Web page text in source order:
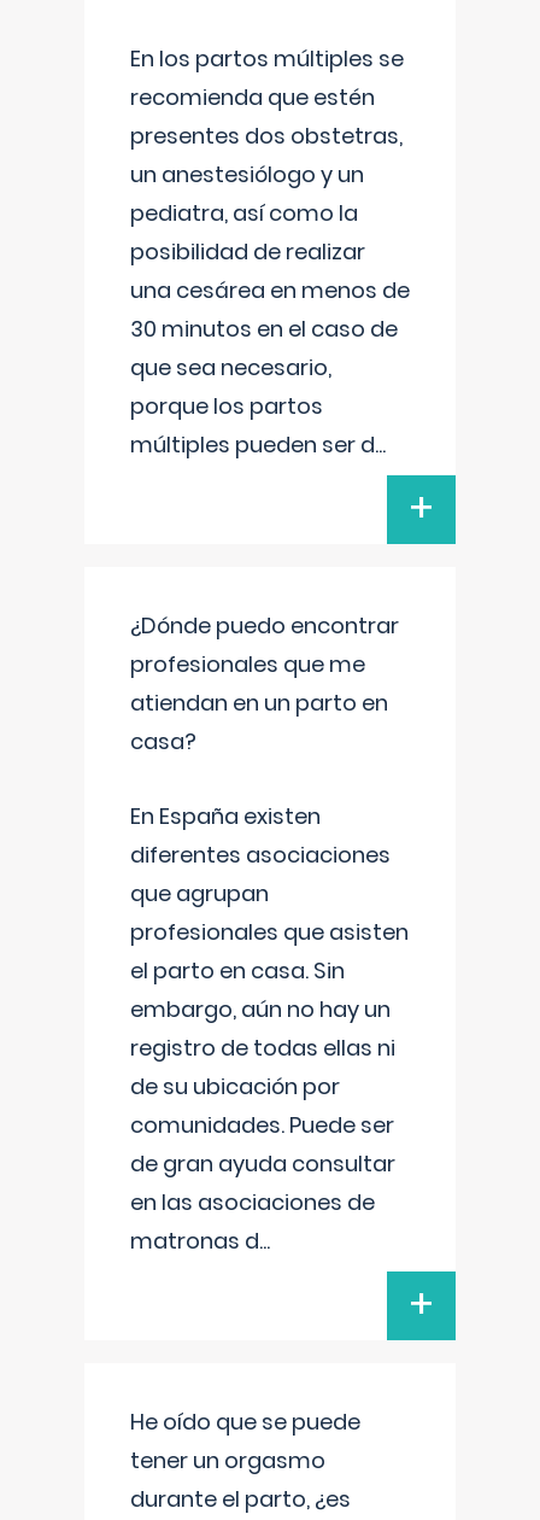
En los partos múltiples se
recomienda que estén
presentes dos obstetras,
un anestesiólogo y un
pediatra, así como la
posibilidad de realizar
una cesárea en menos de
30 minutos en el caso de
que sea necesario,
porque los partos
múltiples pueden ser d...
+
¿Dónde puedo encontrar
profesionales que me
atiendan en un parto en
casa?
En España existen
diferentes asociaciones
que agrupan
profesionales que asisten
el parto en casa. Sin
embargo, aún no hay un
registro de todas ellas ni
de su ubicación por
comunidades. Puede ser
de gran ayuda consultar
en las asociaciones de
matronas d...
+
He oído que se puede
tener un orgasmo
durante el parto, ¿es